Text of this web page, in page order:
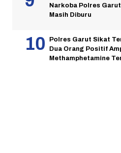
Narkoba Polres
Masih Diburu
Polres Garut Sikat
Dua Orang Positif
Methamphetamine